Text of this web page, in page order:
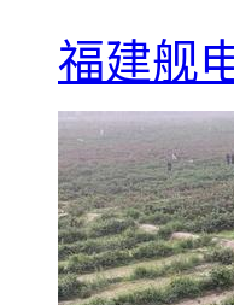
福建舰